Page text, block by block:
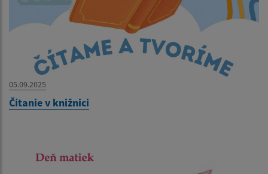
05.09.2025
Čítanie v knižnici